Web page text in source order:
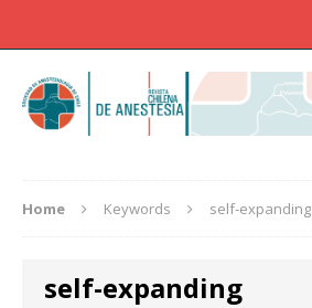
Home Keywords self-expanding
self-expanding